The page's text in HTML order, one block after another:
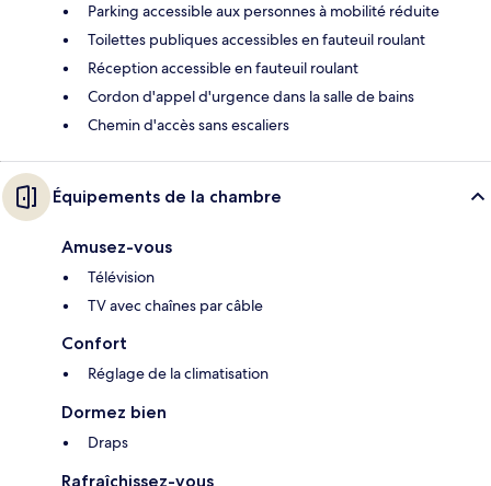
Parking accessible aux personnes à mobilité réduite
Toilettes publiques accessibles en fauteuil roulant
Réception accessible en fauteuil roulant
Cordon d'appel d'urgence dans la salle de bains
Chemin d'accès sans escaliers
Équipements de la chambre
Amusez-vous
Télévision
TV avec chaînes par câble
Confort
Réglage de la climatisation
Dormez bien
Draps
Rafraîchissez-vous